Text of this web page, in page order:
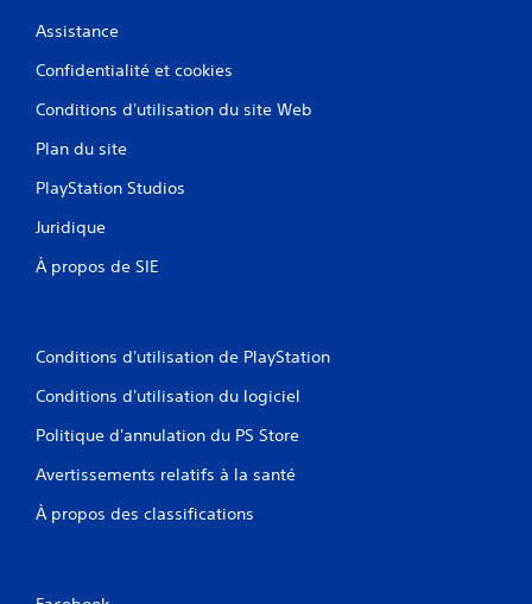
Assistance
Confidentialité et cookies
Conditions d'utilisation du site Web
Plan du site
PlayStation Studios
Juridique
À propos de SIE
Conditions d'utilisation de PlayStation
Conditions d'utilisation du logiciel
Politique d'annulation du PS Store
Avertissements relatifs à la santé
À propos des classifications